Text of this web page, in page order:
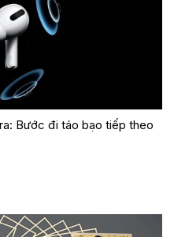
Bước đi táo bạo tiếp theo